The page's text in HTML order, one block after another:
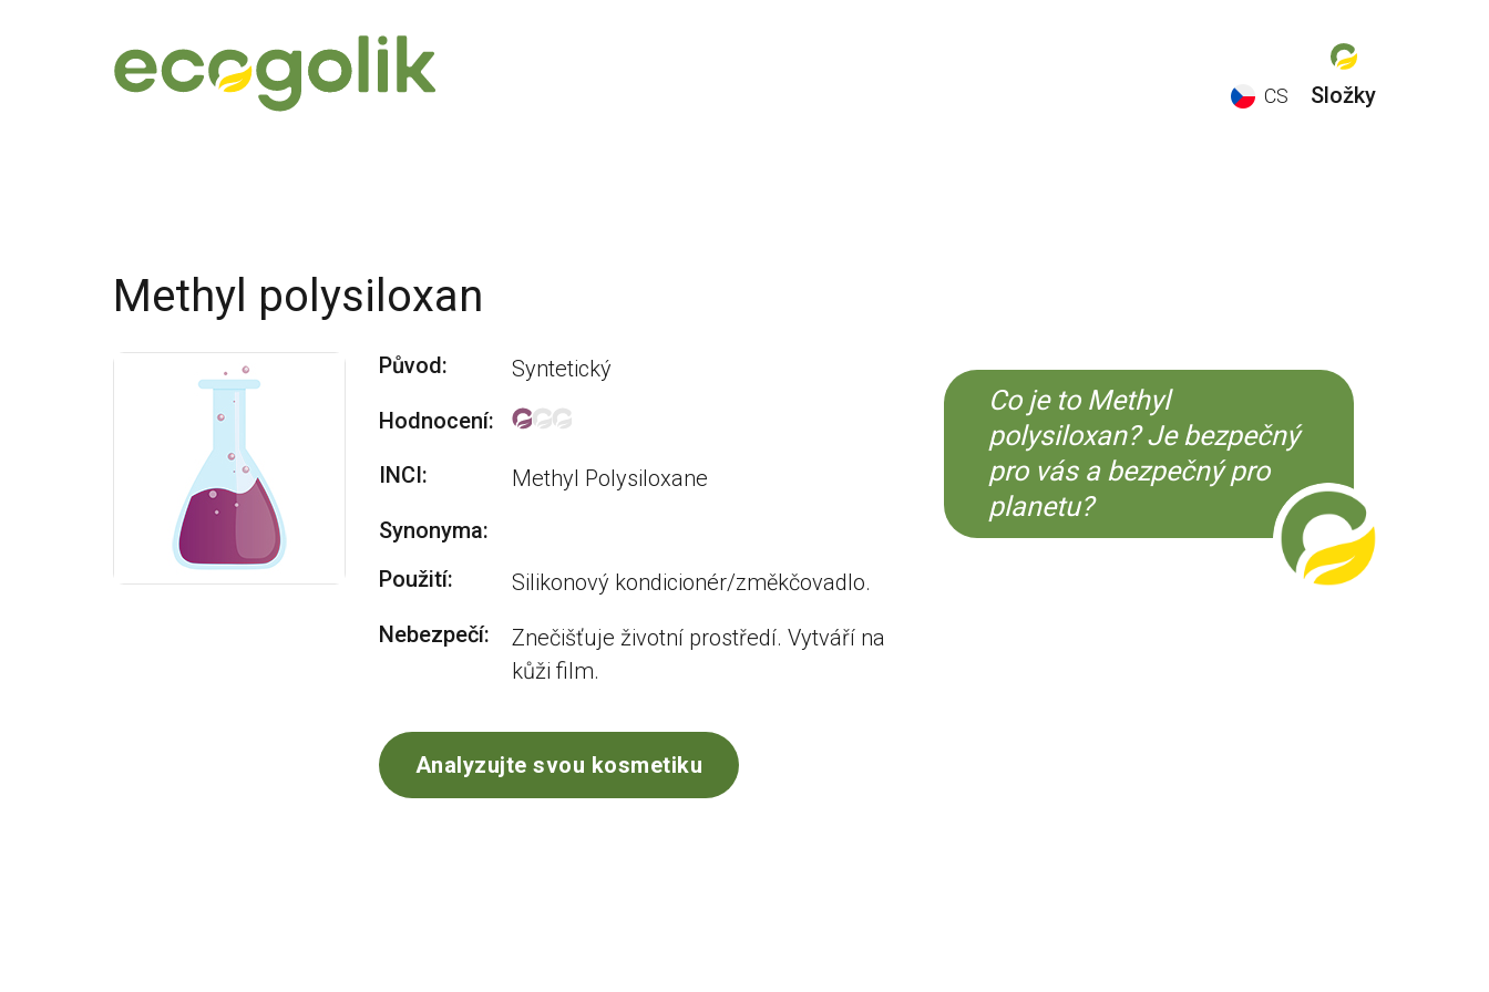
CS
Složky
Co je to Methyl
polysiloxan? Je bezpečný
pro vás a bezpečný pro
planetu?
Methyl polysiloxan
Původ:
Syntetický
Hodnocení:
INCI:
Methyl Polysiloxane
Synonyma:
Použití:
Silikonový kondicionér/změkčovadlo.
Nebezpečí:
Znečišťuje životní prostředí. Vytváří na
kůži film.
Analyzujte svou kosmetiku